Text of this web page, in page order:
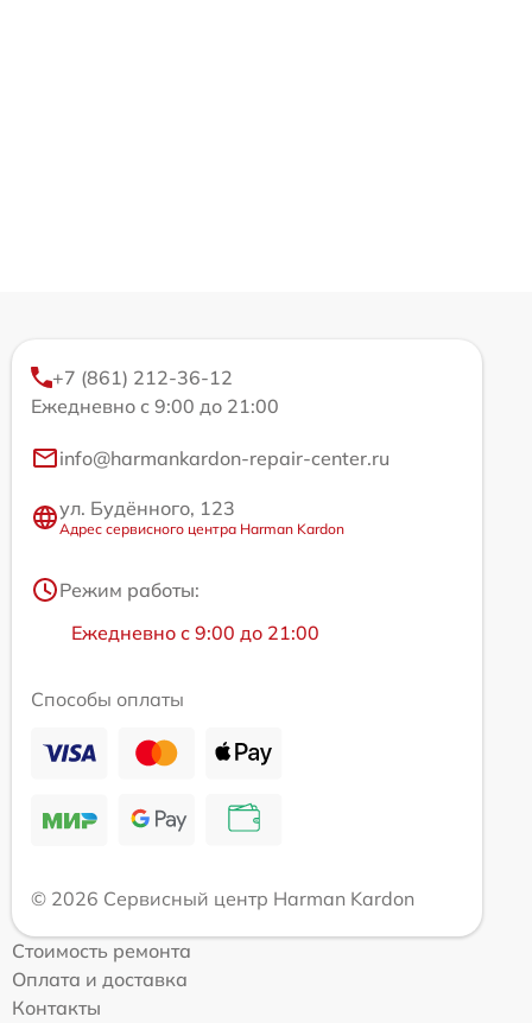
+7 (861) 212-36-12
Ежедневно с 9:00 до 21:00
info@harmankardon-repair-center.ru
ул. Будённого, 123
Адрес сервисного центра Harman Kardon
Режим работы:
Ежедневно с 9:00 до 21:00
Способы оплаты
© 2026 Сервисный центр Harman Kardon
Стоимость ремонта
Оплата и доставка
Контакты